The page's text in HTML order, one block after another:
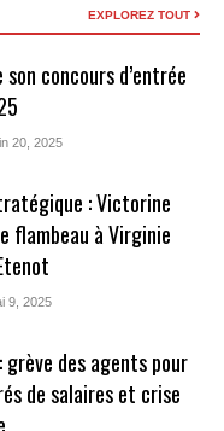
EXPLOREZ TOUT
son concours d’entrée
20, 2025
: Victorine
flambeau à Virginie
9, 2025
grève des agents pour
de salaires et crise